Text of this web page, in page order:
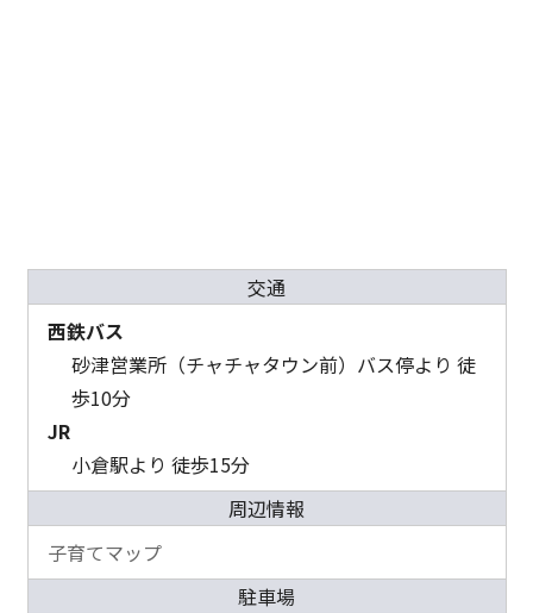
交通
西鉄バス
砂津営業所（チャチャタウン前）バス停より 徒
歩10分
JR
小倉駅より 徒歩15分
周辺情報
子育てマップ
駐車場